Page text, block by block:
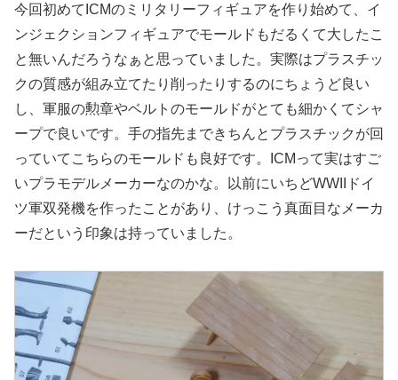
今回初めてICMのミリタリーフィギュアを作り始めて、イ
ンジェクションフィギュアでモールドもだるくて大したこ
と無いんだろうなぁと思っていました。実際はプラスチッ
クの質感が組み立てたり削ったりするのにちょうど良い
し、軍服の勲章やベルトのモールドがとても細かくてシャ
ープで良いです。手の指先まできちんとプラスチックが回
っていてこちらのモールドも良好です。ICMって実はすご
いプラモデルメーカーなのかな。以前にいちどWWIIドイ
ツ軍双発機を作ったことがあり、けっこう真面目なメーカ
ーだという印象は持っていました。